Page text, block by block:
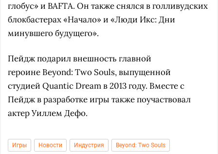
глобус» и BAFTA. Он также снялся в голливудских
блокбастерах «Начало» и «Люди Икс: Дни
минувшего будущего».
Пейдж подарил внешность главной
героине Beyond: Two Souls, выпущенной
студией Quantic Dream в 2013 году. Вместе с
Пейдж в разработке игры также поучаствовал
актер Уиллем Дефо.
Игры Новости Индустрия Beyond: Two Souls